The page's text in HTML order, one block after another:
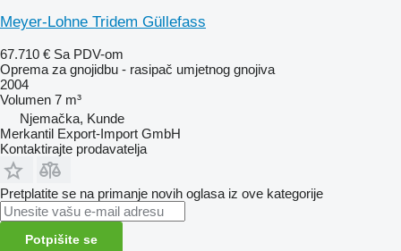
Meyer-Lohne Tridem Güllefass
67.710 € Sa PDV-om
Oprema za gnojidbu - rasipač umjetnog gnojiva
2004
Volumen 7 m³
Njemačka, Kunde
Merkantil Export-Import GmbH
Kontaktirajte prodavatelja
Pretplatite se na primanje novih oglasa iz ove kategorije
Potpišite se